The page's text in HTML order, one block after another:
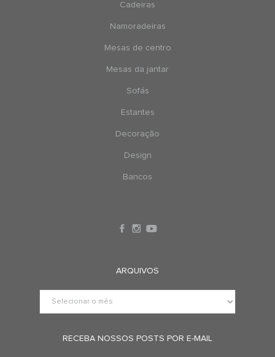
Cadeiras
Namoradeiras
Mesas de centro
Mesas da jantar
Sofás
Estantes
Decoração
Design
Bancos
ARQUIVOS
RECEBA NOSSOS POSTS POR E-MAIL